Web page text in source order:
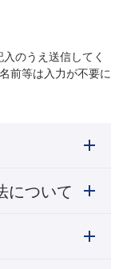
のうえ送信してく
前等は入力が不要に
について